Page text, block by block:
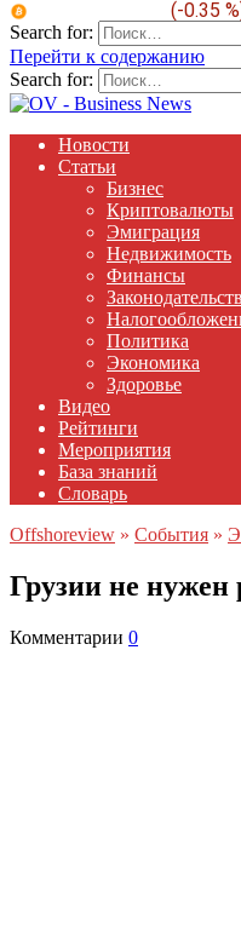
(-0.35 %
Search for:
Перейти к содержанию
Search for:
Новости
Статьи
Бизнес
Криптовалюты
Эмиграция
Недвижимость
Финансы
Политика
Экономика
Здоровье
Видео
Рейтинги
Мероприятия
База знаний
Словарь
Offshoreview » События »
Грузии не нужен
Комментарии 0